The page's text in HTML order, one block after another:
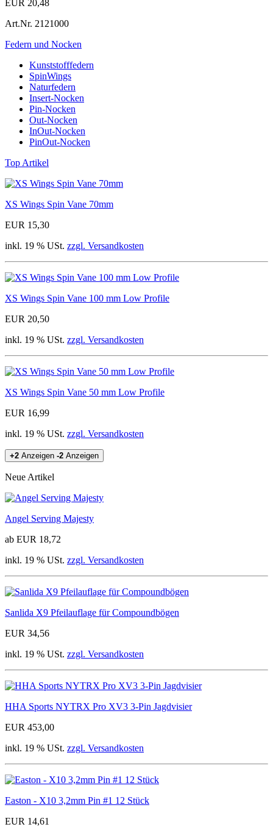
EUR 20,48
Art.Nr. 2121000
Federn und Nocken
Kunststofffedern
SpinWings
Naturfedern
Insert-Nocken
Pin-Nocken
Out-Nocken
InOut-Nocken
PinOut-Nocken
Top Artikel
XS Wings Spin Vane 70mm
EUR 15,30
inkl. 19 % USt. zzgl. Versandkosten
XS Wings Spin Vane 100 mm Low Profile
EUR 20,50
inkl. 19 % USt. zzgl. Versandkosten
XS Wings Spin Vane 50 mm Low Profile
EUR 16,99
inkl. 19 % USt. zzgl. Versandkosten
+2 Anzeigen -2 Anzeigen
Neue Artikel
Angel Serving Majesty
ab EUR 18,72
inkl. 19 % USt. zzgl. Versandkosten
Sanlida X9 Pfeilauflage für Compoundbögen
EUR 34,56
inkl. 19 % USt. zzgl. Versandkosten
HHA Sports NYTRX Pro XV3 3-Pin Jagdvisier
EUR 453,00
inkl. 19 % USt. zzgl. Versandkosten
Easton - X10 3,2mm Pin #1 12 Stück
EUR 14,61